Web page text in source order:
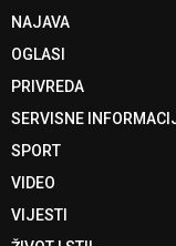
NAJAVA
OGLASI
PRIVREDA
SERVISNE
SPORT
VIDEO
VIJESTI